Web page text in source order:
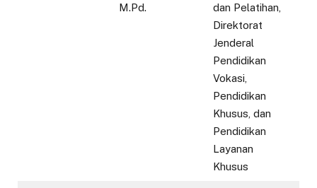
M.Pd.
dan Pelatihan,
Direktorat
Jenderal
Pendidikan
Vokasi,
Pendidikan
Khusus, dan
Pendidikan
Layanan
Khusus